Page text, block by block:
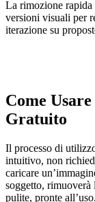
La rimozione rapida
versioni visuali per
iterazione su
Come
Gratuito
Il processo di
intuitivo, non
caricare
soggetto, rimuoverà
pulite, pronte